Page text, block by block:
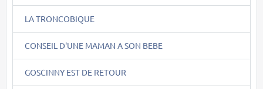
LA TRONCOBIQUE
CONSEIL D'UNE MAMAN A SON BEBE
GOSCINNY EST DE RETOUR